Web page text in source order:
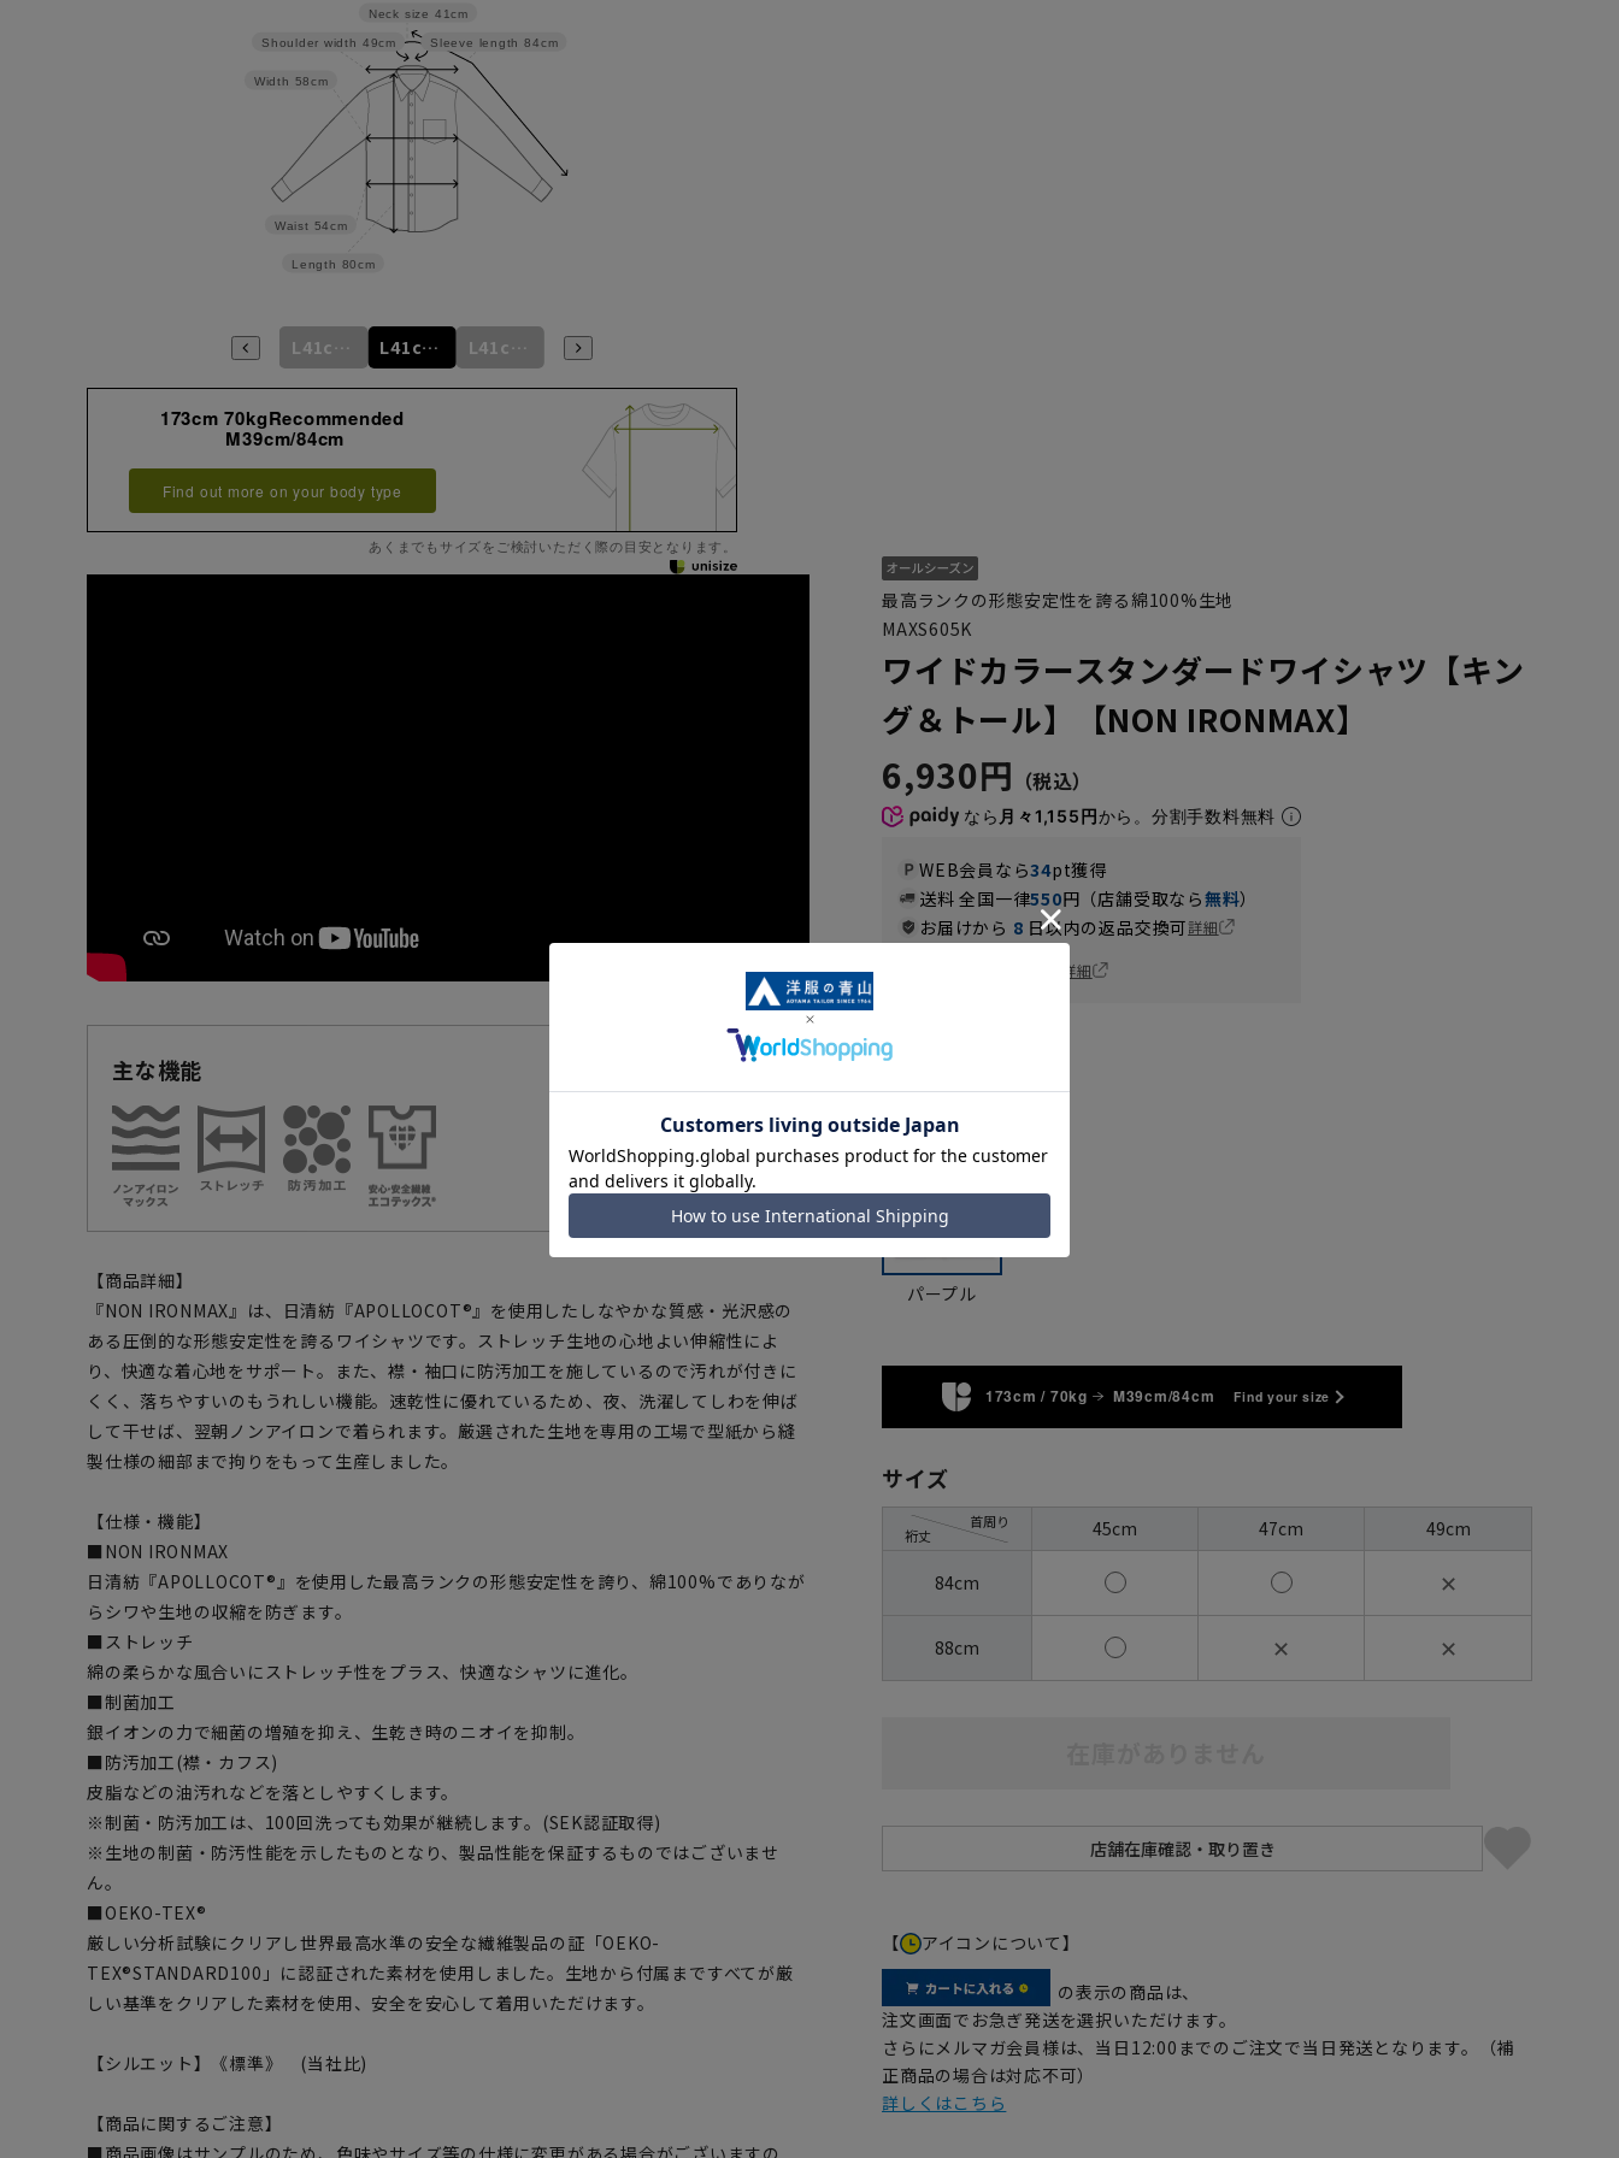
Sleeve length 84cm
Neck size 41cm
Length 80cm
Waist 54cm
Width 58cm
Shoulder width 49cm
L41cm/82cm L41cm/84cm L41cm/86cm
173cm 70kgRecommended
M39cm/84cm
Find out more on your body type
あくまでもサイズをご検討いただく際の目安となります。
主な機能 機能一覧
【商品詳細】
『NON IRONMAX』は、日清紡『APOLLOCOT®』を使用したしなやかな質感・光沢感の
ある圧倒的な形態安定性を誇るワイシャツです。ストレッチ生地の心地よい伸縮性によ
り、快適な着心地をサポート。また、襟・袖口に防汚加工を施しているので汚れが付きに
くく、落ちやすいのもうれしい機能。速乾性に優れているため、夜、洗濯してしわを伸ば
して干せば、翌朝ノンアイロンで着られます。厳選された生地を専用の工場で型紙から縫
製仕様の細部まで拘りをもって生産しました。
【仕様・機能】
■NON IRONMAX
日清紡『APOLLOCOT®』を使用した最高ランクの形態安定性を誇り、綿100%でありなが
らシワや生地の収縮を防ぎます。
■ストレッチ
綿の柔らかな風合いにストレッチ性をプラス、快適なシャツに進化。
■制菌加工
銀イオンの力で細菌の増殖を抑え、生乾き時のニオイを抑制。
■防汚加工(襟・カフス)
皮脂などの油汚れなどを落としやすくします。
※制菌・防汚加工は、100回洗っても効果が継続します。(SEK認証取得)
※生地の制菌・防汚性能を示したものとなり、製品性能を保証するものではございませ
ん。
■OEKO-TEX®
厳しい分析試験にクリアし世界最高水準の安全な繊維製品の証「OEKO-
TEX®STANDARD100」に認証された素材を使用しました。生地から付属まですべてが厳
しい基準をクリアした素材を使用、安全を安心して着用いただけます。
【シルエット】《標準》 (当社比)
【商品に関するご注意】
■商品画像はサンプルのため、色味やサイズ等の仕様に変更がある場合がございますの
最高ランクの形態安定性を誇る綿100%生地
MAXS605K
ワイドカラースタンダードワイシャツ【キン
グ＆トール】【NON IRONMAX】
6,930円
なら 月々1,155円から。分割手数料無料
WEB会員なら34pt獲得
送料 全国一律550円（店舗受取なら無料）
お届けから 8 日以内の返品交換可詳細
詳細
カラー
パープル
173cm / 70kg M39cm/84cm Find your size
サイズ
裄丈
首周り 45cm 47cm 49cm
84cm ✕
88cm ✕ ✕
【 アイコンについて】
の表示の商品は、
注文画面でお急ぎ発送を選択いただけます。
さらにメルマガ会員様は、当日12:00までのご注文で当日発送となります。（補
正商品の場合は対応不可）
詳しくはこちら